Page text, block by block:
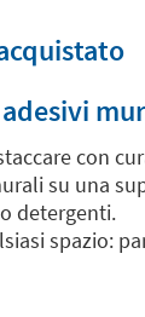
con
su una
detergenti.
spazio: